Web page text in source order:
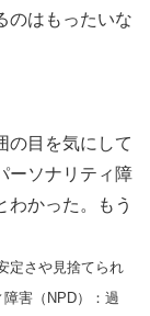
のはもったいな
の目を気にして
ーソナリティ障
わかった。もう
定さや見捨てられ
害（NPD）：過